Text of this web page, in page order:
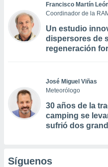
Francisco Martín
Coordinador de la
Un estudio
dispersores de
regeneración
José Miguel Viñas
Meteorólogo
30 años de la
camping se
sufrió dos
Síguenos